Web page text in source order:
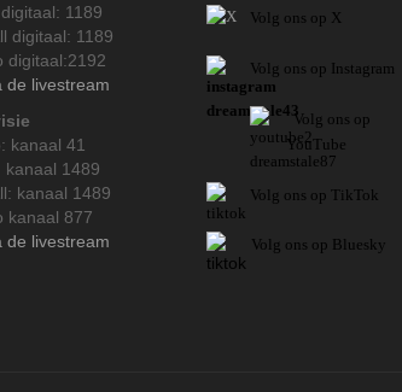
1189
digitaal: 1189
digitaal:2192
de livestream
kanaal 41
kanaal 1489
kanaal 1489
kanaal 877
de livestream
Volg ons op X
Volg ons op Instagram
Volg ons op
YouTube
Volg ons op TikTok
Volg ons op Bluesky